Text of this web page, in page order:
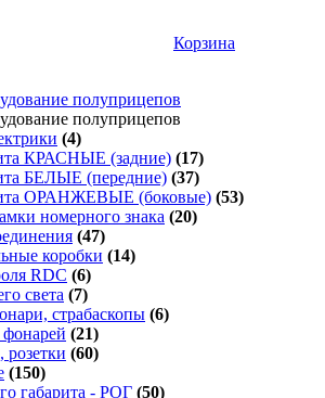
Корзина
полуприцепов
полуприцепов
(4)
КРАСНЫЕ (задние) (17)
БЕЛЫЕ (передние) (37)
ОРАНЖЕВЫЕ (боковые) (53)
номерного знака (20)
(47)
коробки (14)
RDC (6)
света (7)
страбаскопы (6)
фонарей (21)
розетки (60)
(150)
габарита - РОГ (50)